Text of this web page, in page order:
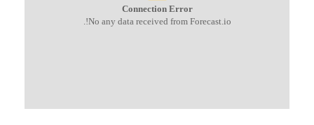
Connection Error
No any data received from Forecast.io!.